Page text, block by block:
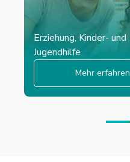
Erziehung, Kinder- und
Jugendhilfe
Mehr erfahren